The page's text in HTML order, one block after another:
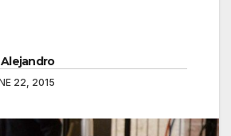
Alejandro
22, 2015